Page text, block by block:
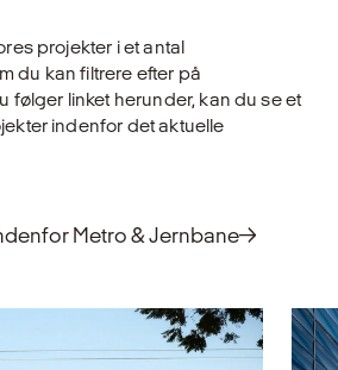
det vigtigt, at lysdesign
og indsigt for at
funktion og æstetik i vores
projekter i et antal
du kan filtrere efter på
følger linket herunder, kan du se et
indenfor det aktuelle
Metro & Jernbane